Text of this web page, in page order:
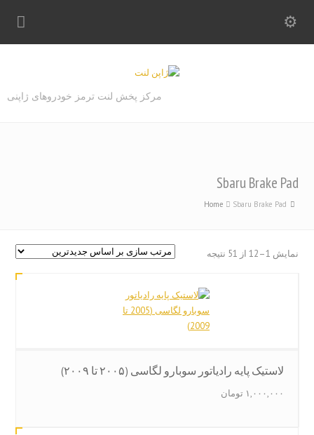
مرکز پخش لنت ترمز خودروهای ژاپنی
Sbaru Brake Pad
Home Sbaru Brake Pad
نمایش 1–12 از 51 نتیجه
لاستیک پایه رادیاتور سوبارو لگاسی (۲۰۰۵ تا ۲۰۰۹)
۱,۰۰۰,۰۰۰ تومان